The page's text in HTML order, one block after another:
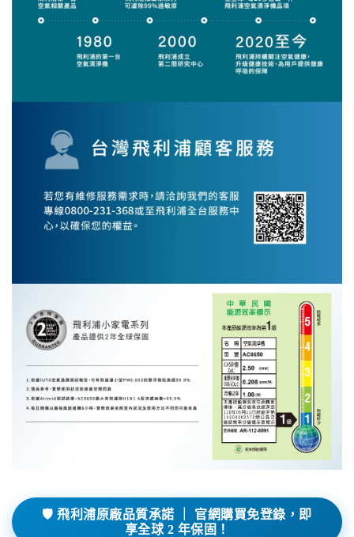
🛡️ 飛利浦原廠品質承諾 ｜ 官網購買免登錄，即
享全球 2 年保固！